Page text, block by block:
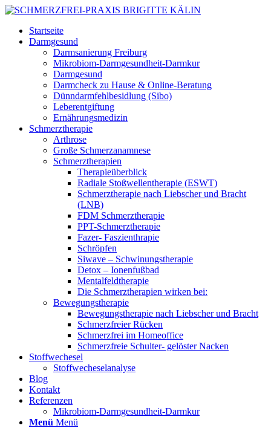
Startseite
Darmgesund
Darmsanierung Freiburg
Mikrobiom-Darmgesundheit-Darmkur
Darmgesund
Darmcheck zu Hause & Online-Beratung
Dünndarmfehlbesidlung (Sibo)
Leberentgiftung
Ernährungsmedizin
Schmerztherapie
Arthrose
Große Schmerzanamnese
Schmerztherapien
Therapieüberblick
Radiale Stoßwellentherapie (ESWT)
Schmerztherapie nach Liebscher und Bracht
(LNB)
FDM Schmerztherapie
PPT-Schmerztherapie
Fazer- Faszienthrapie
Schröpfen
Siwave – Schwinungstherapie
Detox – Ionenfußbad
Mentalfeldtherapie
Die Schmerztherapien wirken bei:
Bewegungstherapie
Bewegungstherapie nach Liebscher und Bracht
Schmerzfreier Rücken
Schmerzfrei im Homeoffice
Schmerzfreie Schulter- gelöster Nacken
Stoffwechesel
Stoffwecheselanalyse
Blog
Kontakt
Referenzen
Mikrobiom-Darmgesundheit-Darmkur
Menü Menü